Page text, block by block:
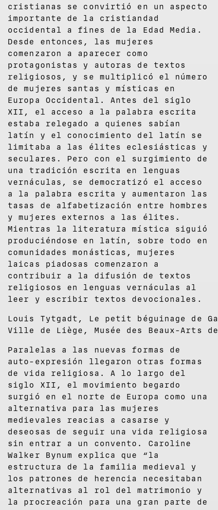
cristianas se convirtió en un aspecto
importante de la cristiandad
occidental a fines de la Edad Media.
Desde entonces, las mujeres
comenzaron a aparecer como
protagonistas y autoras de textos
religiosos, y se multiplicó el número
de mujeres santas y místicas en
Europa Occidental. Antes del siglo
XII, el acceso a la palabra escrita
estaba relegado a quienes sabían
latín y el conocimiento del latín se
limitaba a las élites eclesiásticas y
seculares. Pero con el surgimiento de
una tradición escrita en lenguas
vernáculas, se democratizó el acceso
a la palabra escrita y aumentaron las
tasas de alfabetización entre hombres
y mujeres externos a las élites.
Mientras la literatura mística siguió
produciéndose en latín, sobre todo en
comunidades monásticas, mujeres
laicas piadosas comenzaron a
contribuir a la difusión de textos
religiosos en lenguas vernáculas al
leer y escribir textos devocionales.
Louis Tytgadt, Le petit béguinage de
Ville de Liège, Musée des Beaux-Arts
Paralelas a las nuevas formas de
auto-expresión llegaron otras formas
de vida religiosa. A lo largo del
siglo XII, el movimiento begardo
surgió en el norte de Europa como una
alternativa para las mujeres
medievales reacias a casarse y
deseosas de seguir una vida religiosa
sin entrar a un convento. Caroline
Walker Bynum explica que “la
estructura de la familia medieval y
los patrones de herencia necesitaban
alternativas al rol del matrimonio y
la procreación para una gran parte de